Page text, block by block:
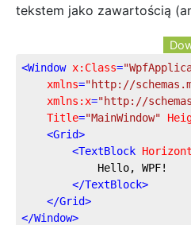
tekstem jako zawartością
<Window x:Class=
xmlns="http://
xmlns:x="http://
Title="MainWindow"
<Grid>
<TextBlock
            Hello, WPF!
</TextBlock>
</Grid>
</Window>